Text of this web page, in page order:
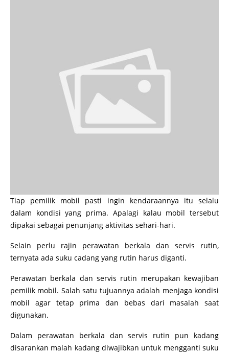
Tiap pemilik mobil pasti ingin kendaraannya itu selalu
dalam kondisi yang prima. Apalagi kalau mobil tersebut
dipakai sebagai penunjang aktivitas sehari-hari.
Selain perlu rajin perawatan berkala dan servis rutin,
ternyata ada suku cadang yang rutin harus diganti.
Perawatan berkala dan servis rutin merupakan kewajiban
pemilik mobil. Salah satu tujuannya adalah menjaga kondisi
mobil agar tetap prima dan bebas dari masalah saat
digunakan.
Dalam perawatan berkala dan servis rutin pun kadang
disarankan malah kadang diwajibkan untuk mengganti suku